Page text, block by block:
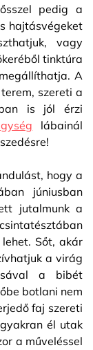
pedig a
hajtásvégeket
vagy
tinktúra
A
szereti a
is jól érzi
lábainál
hogy a
júniusban
jutalmunk a
Sőt, akár
a virág
a bibét
botlani nem
faj szereti
él utak
a műveléssel